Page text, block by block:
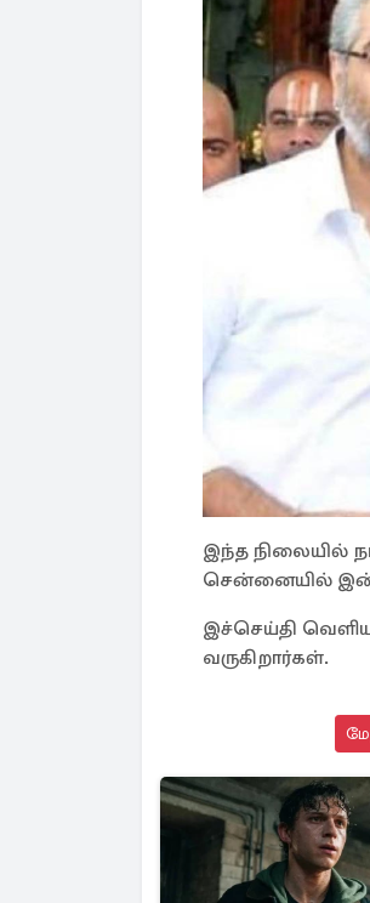
இந்த நிலையில்
சென்னையில்
இச்செய்தி
வருகிறார்கள்.